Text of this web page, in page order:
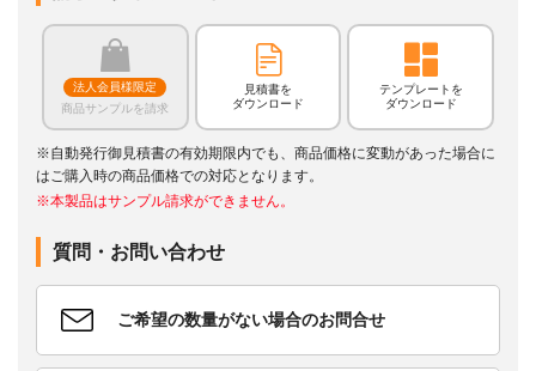
法人会員様限定
商品サンプルを請求
見積書を
ダウンロード
テンプレートを
ダウンロード
※自動発行御見積書の有効期限内でも、商品価格に変動があった場合に
はご購入時の商品価格での対応となります。
※本製品はサンプル請求ができません。
質問・お問い合わせ
ご希望の数量がない場合のお問合せ